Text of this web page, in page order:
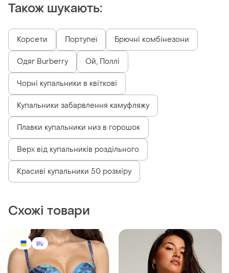
Також шукають:
Корсети Портупеї Брючні комбінезони
Одяг Burberry Ой, Поллі
Чорні купальники в квіткові
Купальники забарвлення камуфляжу
Плавки купальники низ в горошок
Верх від купальників роздільного
Красиві купальники 50 розміру
Схожі товари